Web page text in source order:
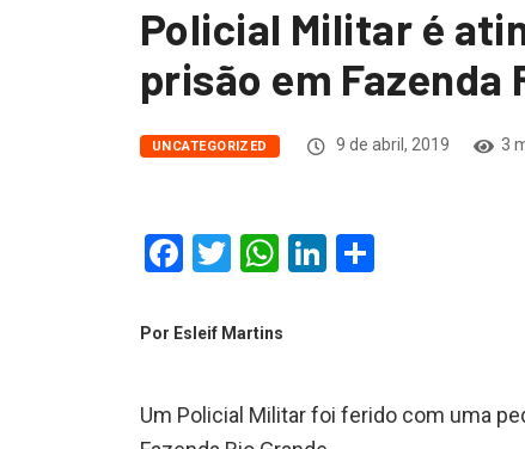
Policial Militar é
prisão em Fazenda
UNCATEGORIZED 9 de abril, 2019 3
Facebook
Twitter
WhatsApp
LinkedIn
Por Esleif Martins
Um Policial Militar foi ferido com uma